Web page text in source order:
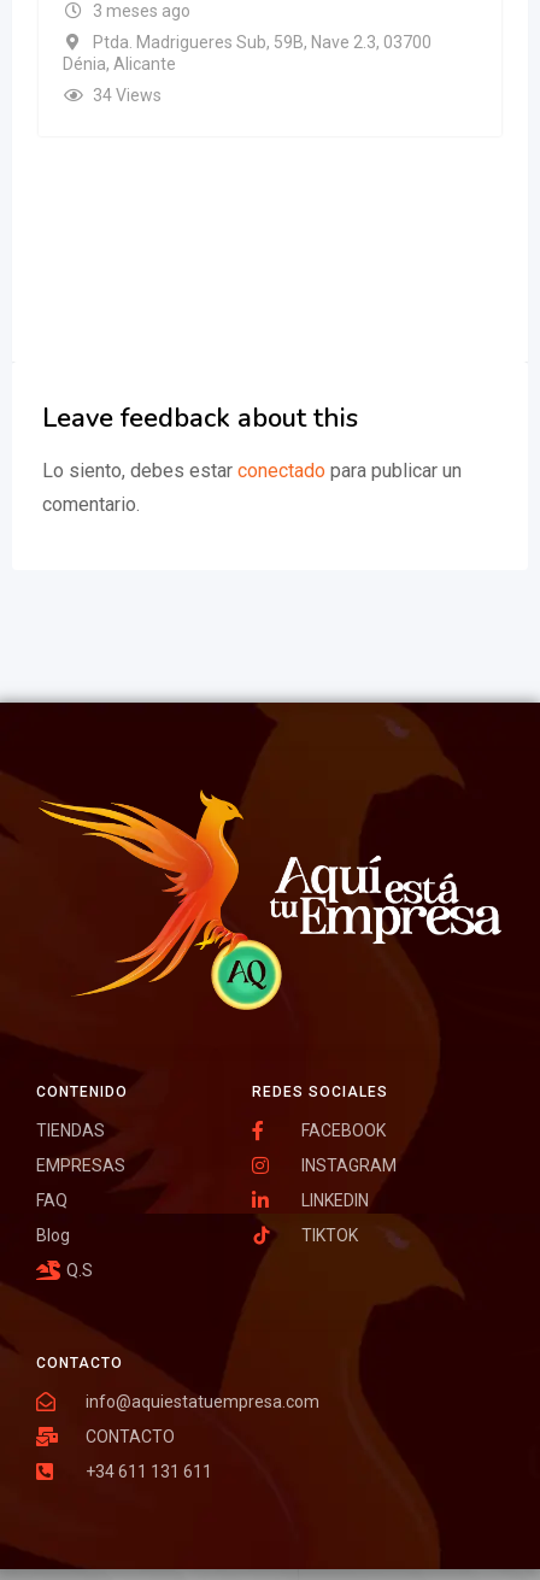
3 meses ago
Ptda. Madrigueres Sub, 59B, Nave 2.3, 03700
Dénia, Alicante
34 Views
Leave feedback about this
Lo siento, debes estar conectado para publicar un
comentario.
CONTACTO
info@aquiestatuempresa.com
CONTACTO
+34 611 131 611
REDES SOCIALES
FACEBOOK
INSTAGRAM
LINKEDIN
TIKTOK
CONTENIDO
TIENDAS
EMPRESAS
FAQ
Blog
Q.S